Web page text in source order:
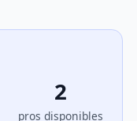
2
pros disponibles